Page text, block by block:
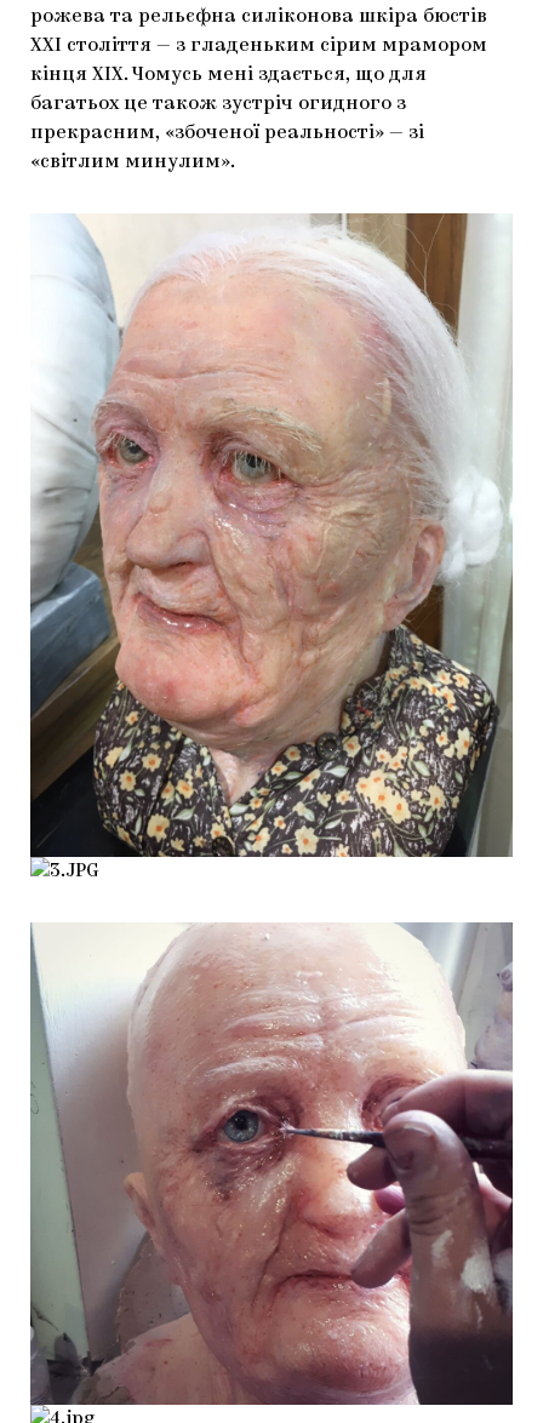
рожева та рельєфна силіконова шкіра бюстів
ХХІ століття — з гладеньким сірим мрамором
кінця ХІХ. Чомусь мені здається, що для
багатьох це також зустріч огидного з
прекрасним, «збоченої реальності» — зі
«світлим минулим».